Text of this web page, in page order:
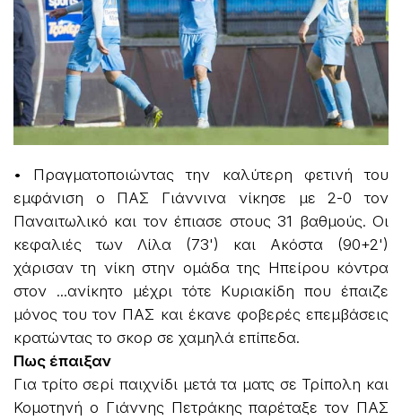
• Πραγματοποιώντας την καλύτερη φετινή του
εμφάνιση ο ΠΑΣ Γιάννινα νίκησε με 2-0 τον
Παναιτωλικό και τον έπιασε στους 31 βαθμούς. Οι
κεφαλιές των Λίλα (73') και Ακόστα (90+2')
χάρισαν τη νίκη στην ομάδα της Ηπείρου κόντρα
στον ...ανίκητο μέχρι τότε Κυριακίδη που έπαιζε
μόνος του τον ΠΑΣ και έκανε φοβερές επεμβάσεις
κρατώντας το σκορ σε χαμηλά επίπεδα.
Πως έπαιξαν
Για τρίτο σερί παιχνίδι μετά τα ματς σε Τρίπολη και
Κομοτηνή ο Γιάννης Πετράκης παρέταξε τον ΠΑΣ